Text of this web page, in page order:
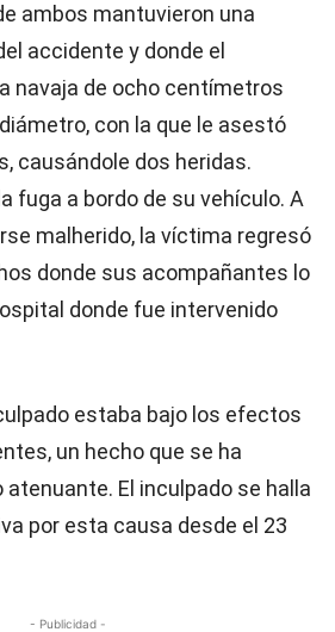
ambos mantuvieron una
accidente y donde el
navaja de ocho centímetros
con la que le asestó
causándole dos heridas.
fuga a bordo de su vehículo. A
malherido, la víctima regresó
donde sus acompañantes lo
donde fue intervenido
estaba bajo los efectos
un hecho que se ha
El inculpado se halla
por esta causa desde el 23
- Publicidad -